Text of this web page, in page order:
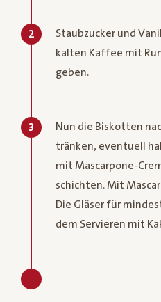
2
Staubzucker und
kalten Kaffee mit
geben.
3
Nun die Biskotten
tränken, eventuell
mit Mascarpone-
schichten. Mit
Die Gläser für
dem Servieren mit